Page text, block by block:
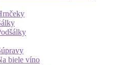
biele víno